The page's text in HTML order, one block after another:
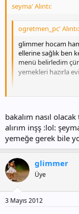
seyma' Alıntı:
ogretmen_pc' Alıntı:
glimmer hocam
ellerine sağlık ben
menü belirledim
yemekleri hazırla
-Tarhana
-İzmir Köfte
istiyorum)
-Mantar Sote
-Sarma(dün
-Salata
-Etimek Tatlısı
sizce nasıl ?
isterdim ama zaman
maşaallah bu nası bi
şükrediyorum misafir
bakalım nasıl
alırım inşş :lol:
yemeğe gerek bile
glimmer
Üye
3 Mayıs 2012